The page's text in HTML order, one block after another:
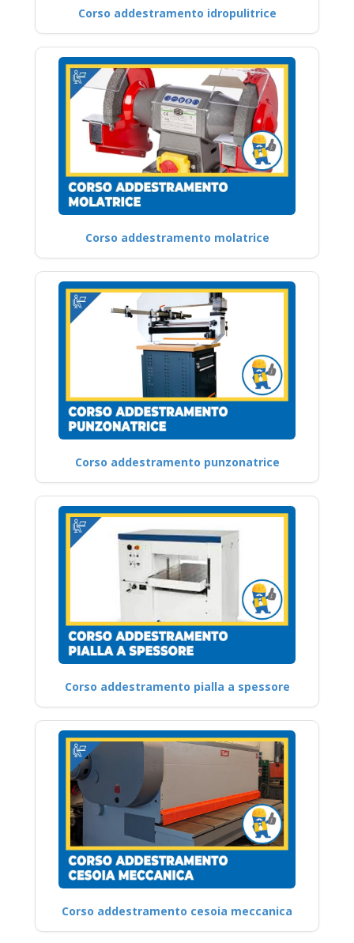
Corso addestramento idropulitrice
Corso addestramento molatrice
Corso addestramento punzonatrice
Corso addestramento pialla a spessore
Corso addestramento cesoia meccanica